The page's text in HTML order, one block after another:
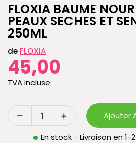
FLOXIA BAUME
PEAUX SECHES ET
250ML
de FLOXIA
45,00
TVA incluse
Ajouter
En stock - Livraison en 1-